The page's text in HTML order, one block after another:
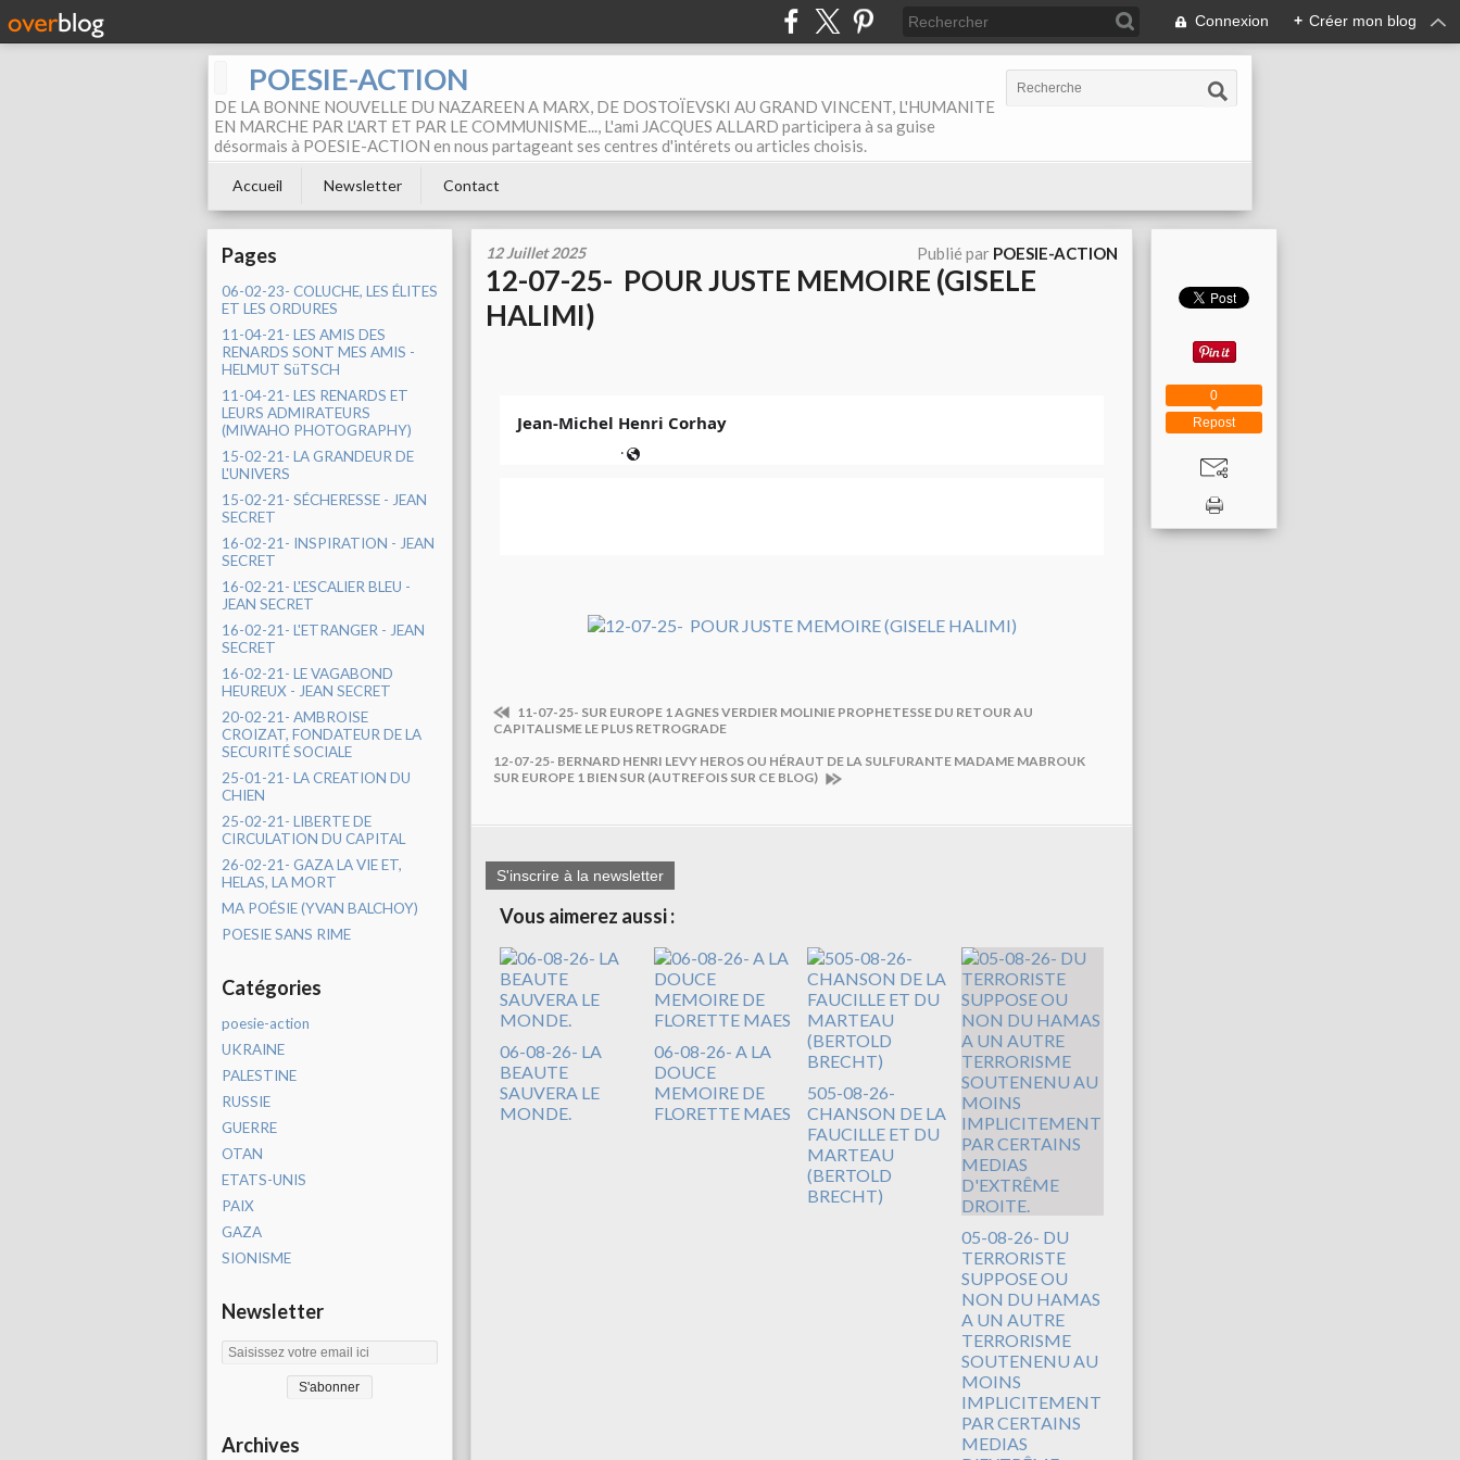
Connexion + Créer mon blog
POESIE-ACTION
DE LA BONNE NOUVELLE DU NAZAREEN A MARX, DE DOSTOÏEVSKI AU GRAND VINCENT, L'HUMANITE
EN MARCHE PAR L'ART ET PAR LE COMMUNISME..., L'ami JACQUES ALLARD participera à sa guise
désormais à POESIE-ACTION en nous partageant ses centres d'intérets ou articles choisis.
Accueil Newsletter Contact
Pages
06-02-23- COLUCHE, LES ÉLITES
ET LES ORDURES
11-04-21- LES AMIS DES
RENARDS SONT MES AMIS -
HELMUT SüTSCH
11-04-21- LES RENARDS ET
LEURS ADMIRATEURS
(MIWAHO PHOTOGRAPHY)
15-02-21- LA GRANDEUR DE
L'UNIVERS
15-02-21- SÉCHERESSE - JEAN
SECRET
16-02-21- INSPIRATION - JEAN
SECRET
16-02-21- L'ESCALIER BLEU -
JEAN SECRET
16-02-21- L'ETRANGER - JEAN
SECRET
16-02-21- LE VAGABOND
HEUREUX - JEAN SECRET
20-02-21- AMBROISE
CROIZAT, FONDATEUR DE LA
SECURITÉ SOCIALE
25-01-21- LA CREATION DU
CHIEN
25-02-21- LIBERTE DE
CIRCULATION DU CAPITAL
26-02-21- GAZA LA VIE ET,
HELAS, LA MORT
MA POÉSIE (YVAN BALCHOY)
POESIE SANS RIME
Catégories
poesie-action
UKRAINE
PALESTINE
RUSSIE
GUERRE
OTAN
ETATS-UNIS
PAIX
GAZA
SIONISME
Newsletter
Archives
12 Juillet 2025 Publié par POESIE-ACTION
12-07-25- POUR JUSTE MEMOIRE (GISELE
HALIMI)
Jean-Michel Henri Corhay
·
11-07-25- SUR EUROPE 1 AGNES VERDIER MOLINIE PROPHETESSE DU RETOUR AU
CAPITALISME LE PLUS RETROGRADE
12-07-25- BERNARD HENRI LEVY HEROS OU HÉRAUT DE LA SULFURANTE MADAME MABROUK
SUR EUROPE 1 BIEN SUR (AUTREFOIS SUR CE BLOG)
S'inscrire à la newsletter
Vous aimerez aussi :
06-08-26- LA
BEAUTE
SAUVERA LE
MONDE.
06-08-26- A LA
DOUCE
MEMOIRE DE
FLORETTE MAES
505-08-26-
CHANSON DE LA
FAUCILLE ET DU
MARTEAU
(BERTOLD
BRECHT)
05-08-26- DU
TERRORISTE
SUPPOSE OU
NON DU HAMAS
A UN AUTRE
TERRORISME
SOUTENENU AU
MOINS
IMPLICITEMENT
PAR CERTAINS
MEDIAS
Repost
0